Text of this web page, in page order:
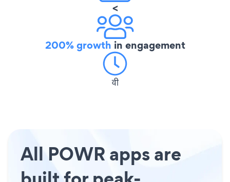
<
200% growth in engagement
वी
All POWR apps are